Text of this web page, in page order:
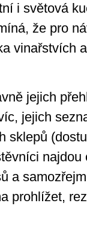
i světová
že pro
vinařstvích
jejich
jejich
sklepů
najdou
a
prohlížet,